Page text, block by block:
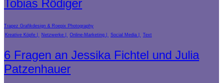
Tobias Rödiger
Trapez Grafikdesign & Roepix Photography
Kreative Köpfe
Netzwerke Online-Marketing Social Media Text
6 Fragen an Jessika Fichtel und Julia
Patzenhauer